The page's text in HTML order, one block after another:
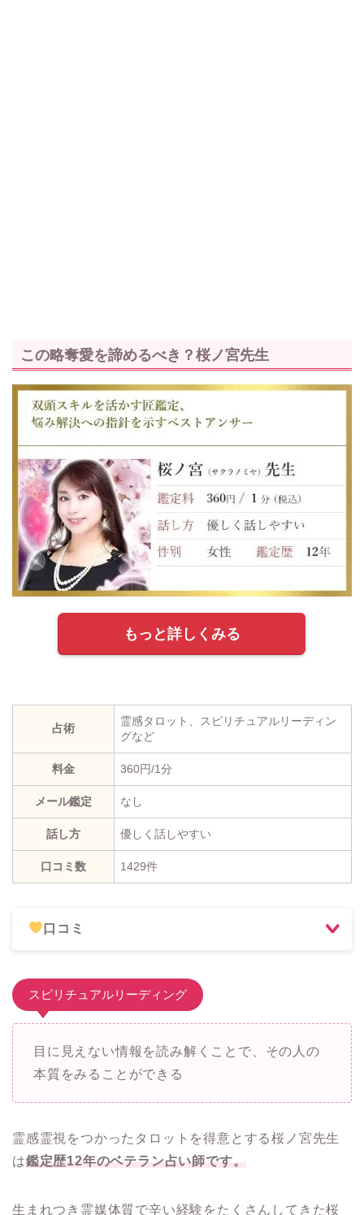
この略奪愛を諦めるべき？桜ノ宮先生
もっと詳しくみる
占術
霊感タロット、スピリチュアルリーディン
グなど
料金 360円/1分
メール鑑定 なし
話し方 優しく話しやすい
口コミ数 1429件
口コミ
スピリチュアルリーディング
目に見えない情報を読み解くことで、その人の
本質をみることができる
霊感霊視をつかったタロットを得意とする桜ノ宮先生
は鑑定歴12年のベテラン占い師です。
生まれつき霊媒体質で辛い経験をたくさんしてきた桜